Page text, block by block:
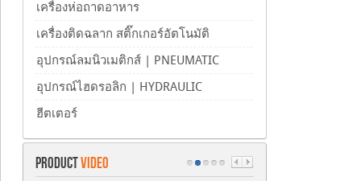
เครื่องห่อถาดอาหาร
เครื่องติดฉลาก สติ๊กเกอร์อัตโนมัติ
อุปกรณ์ลมนิวเมติกส์ | PNEUMATIC
อุปกรณ์ไฮดรอลิก | HYDRAULIC
ฮีตเตอร์
PRODUCTVIDEO